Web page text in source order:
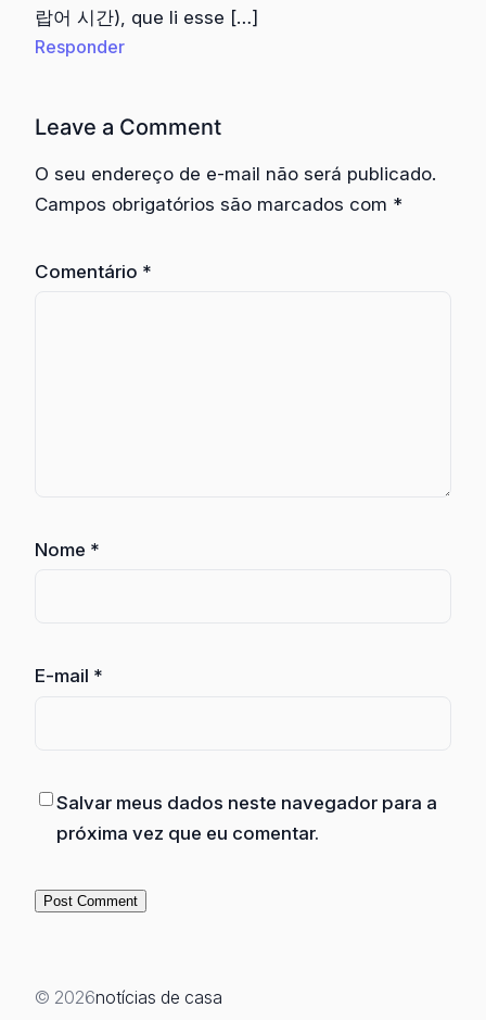
랍어 시간), que li esse […]
Responder
Leave a Comment
O seu endereço de e-mail não será publicado.
Campos obrigatórios são marcados com *
Comentário *
Nome *
E-mail *
Salvar meus dados neste navegador para a
próxima vez que eu comentar.
© 2026notícias de casa